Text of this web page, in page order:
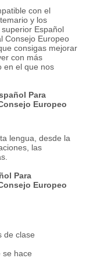
con el
y los
Español
Consejo Europeo
consigas mejorar
con más
en el que nos
Para
Europeo
lengua, desde la
las
Para
Europeo
de clase
se hace